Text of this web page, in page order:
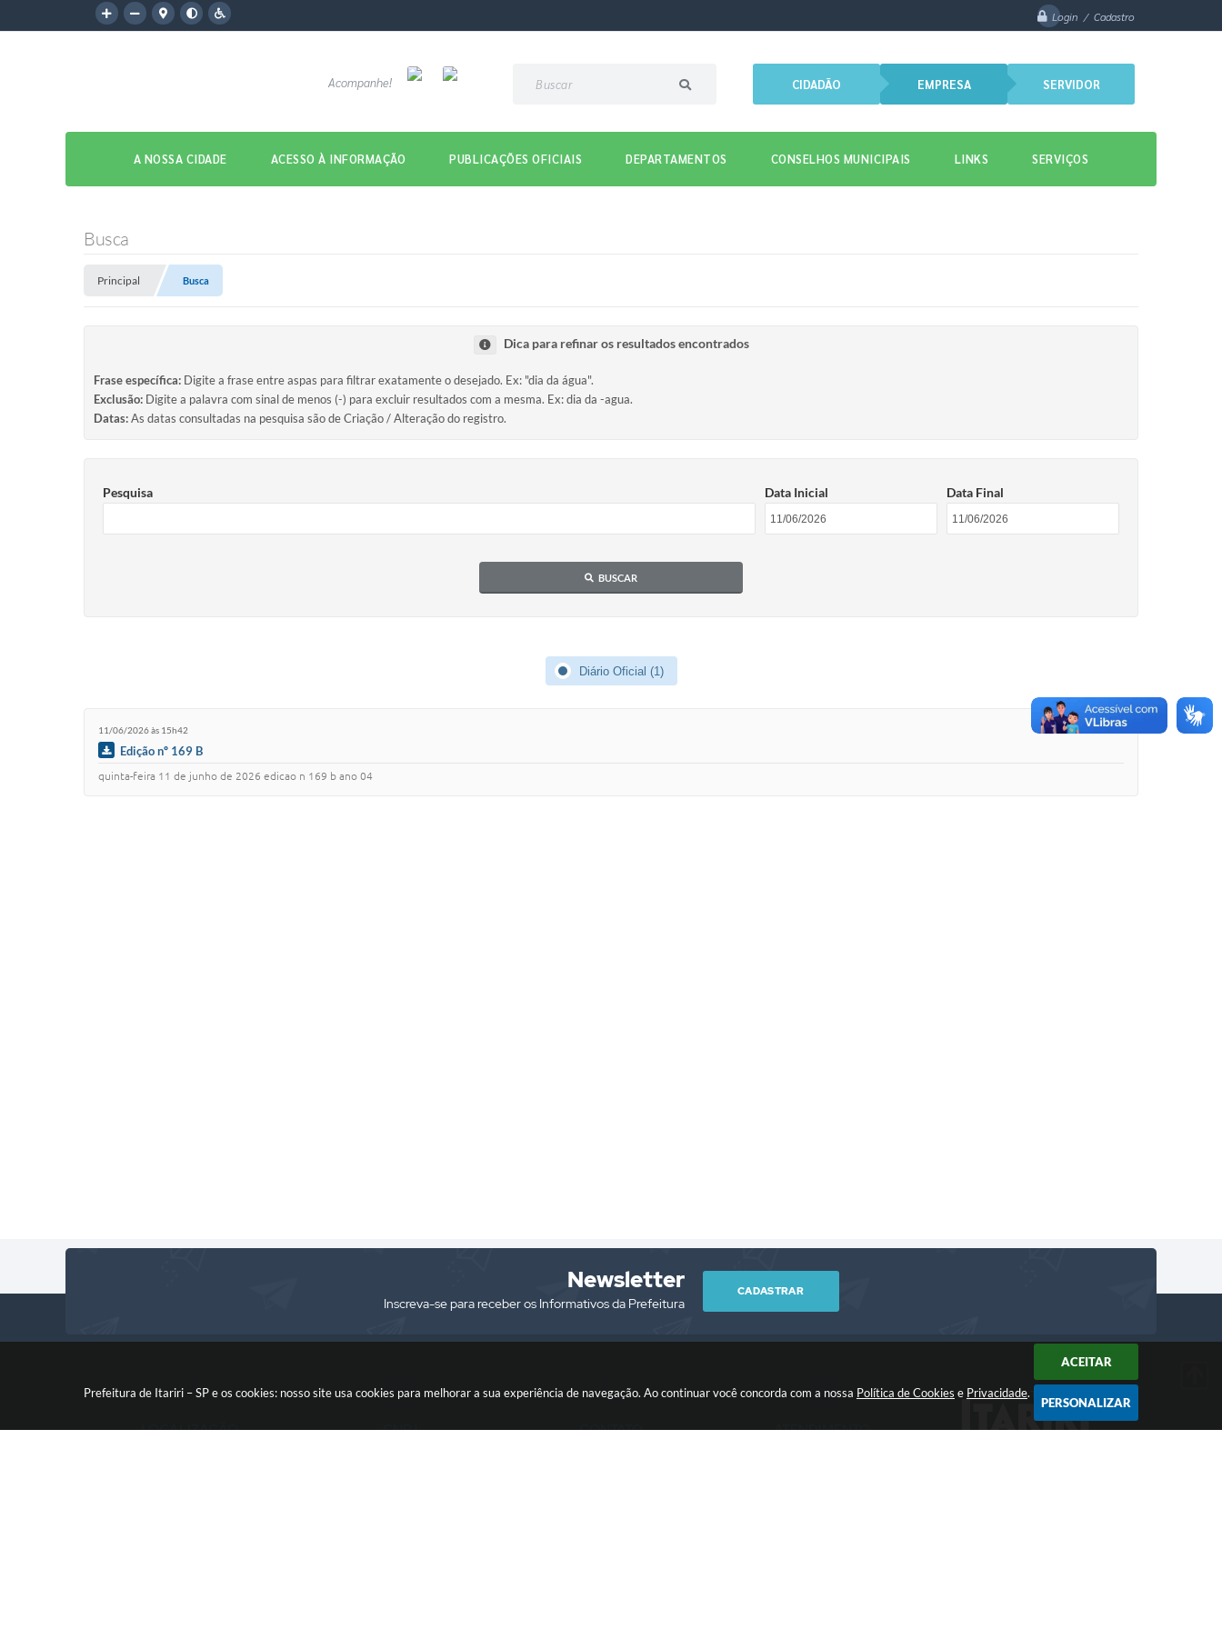
Prefeitura de Itariri – SP e os cookies: nosso site usa cookies para melhorar a sua experiência de navegação. Ao continuar você concorda com a nossa Política de Cookies e Privacidade.
ACEITAR
PERSONALIZAR
Login / Cadastro
CIDADÃO EMPRESA SERVIDOR
Acompanhe!
A NOSSA CIDADE ACESSO À INFORMAÇÃO PUBLICAÇÕES OFICIAIS DEPARTAMENTOS CONSELHOS MUNICIPAIS LINKS SERVIÇOS
Busca
Principal Busca
Dica para refinar os resultados encontrados
Frase específica: Digite a frase entre aspas para filtrar exatamente o desejado. Ex: "dia da água".
Exclusão: Digite a palavra com sinal de menos (-) para excluir resultados com a mesma. Ex: dia da -agua.
Datas:As datas consultadas na pesquisa são de Criação / Alteração do registro.
Pesquisa Data Inicial Data Final
BUSCAR
Diário Oficial (1)
11/06/2026 às 15h42
Edição nº 169 B
quinta-feira 11 de junho de 2026 edicao n 169 b ano 04
Newsletter
Inscreva-se para receber os Informativos da Prefeitura
CADASTRAR
LOCALIZAÇÃO CNPJ CONTATO ATENDIMENTO